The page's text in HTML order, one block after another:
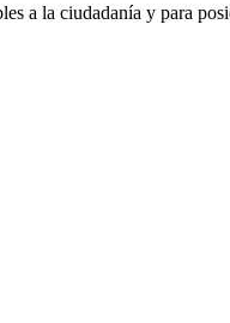
a la ciudadanía y para